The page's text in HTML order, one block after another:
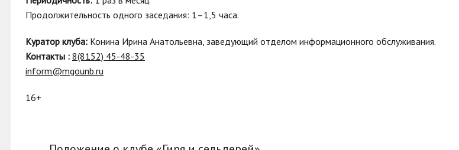
Продолжительность одного заседания: 1–1,5 часа.
Куратор клуба: Конина Ирина Анатольевна, заведующий отделом информационного обслуживания.
Контакты : 8(8152) 45-48-35
inform@mgounb.ru
16+